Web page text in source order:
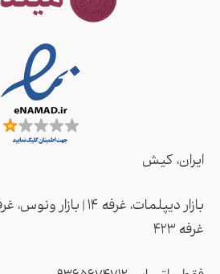
ایران، کیش
غرفه ۴2۳